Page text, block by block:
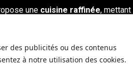
des publicités ou des contenus
à notre utilisation des cookies.
une cuisine raffinée,
près de Cahuzac sur Vère.
et une vue panoramique à couper